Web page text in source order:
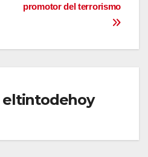
promotor del terrorismo
eltintodehoy